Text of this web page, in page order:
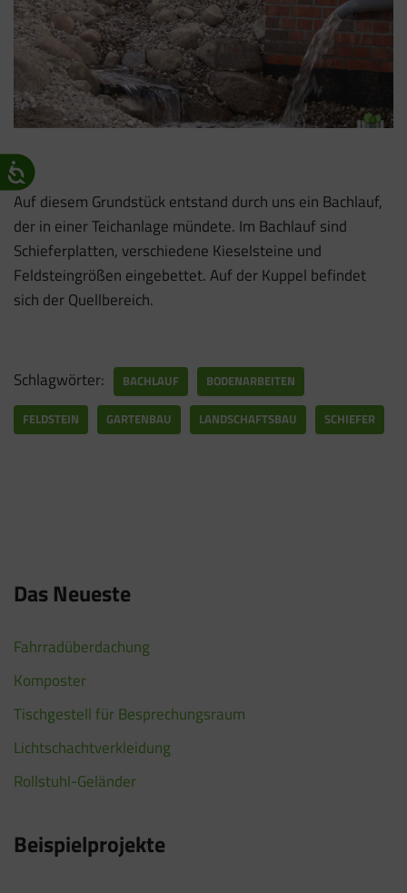
Auf diesem Grundstück entstand durch uns ein Bachlauf,
der in einer Teichanlage mündete. Im Bachlauf sind
Schieferplatten, verschiedene Kieselsteine und
Feldsteingrößen eingebettet. Auf der Kuppel befindet
sich der Quellbereich.
Schlagwörter: BACHLAUF BODENARBEITEN
FELDSTEIN GARTENBAU LANDSCHAFTSBAU SCHIEFER
Das Neueste
Fahrradüberdachung
Komposter
Tischgestell für Besprechungsraum
Lichtschachtverkleidung
Rollstuhl-Geländer
Beispielprojekte